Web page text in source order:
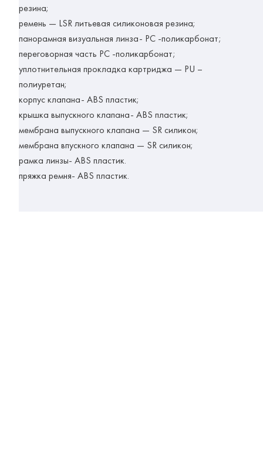
резина;
ремень — LSR литьевая силиконовая резина;
панорамная визуальная линза- PC -поликарбонат;
переговорная часть PC -поликарбонат;
уплотнительная прокладка картриджа — PU –
полиуретан;
корпус клапана- ABS пластик;
крышка выпускного клапана- ABS пластик;
мембрана выпускного клапана — SR силикон;
мембрана впускного клапана — SR силикон;
рамка линзы- ABS пластик.
пряжка ремня- ABS пластик.